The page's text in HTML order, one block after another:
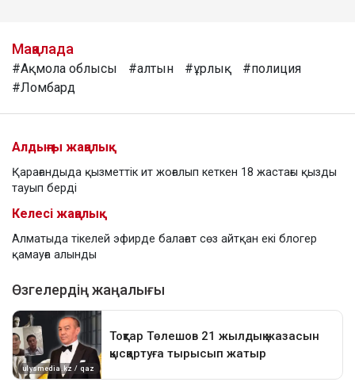
Мақалада
#Ақмола облысы #алтын #ұрлық
#полиция
#Ломбард
Алдыңғы жаңалық
Қарағандыда қызметтік ит жоғалып кеткен 18 жастағы қызды
тауып берді
Келесі жаңалық
Алматыда тікелей эфирде балағат сөз айтқан екі блогер
қамауға алынды